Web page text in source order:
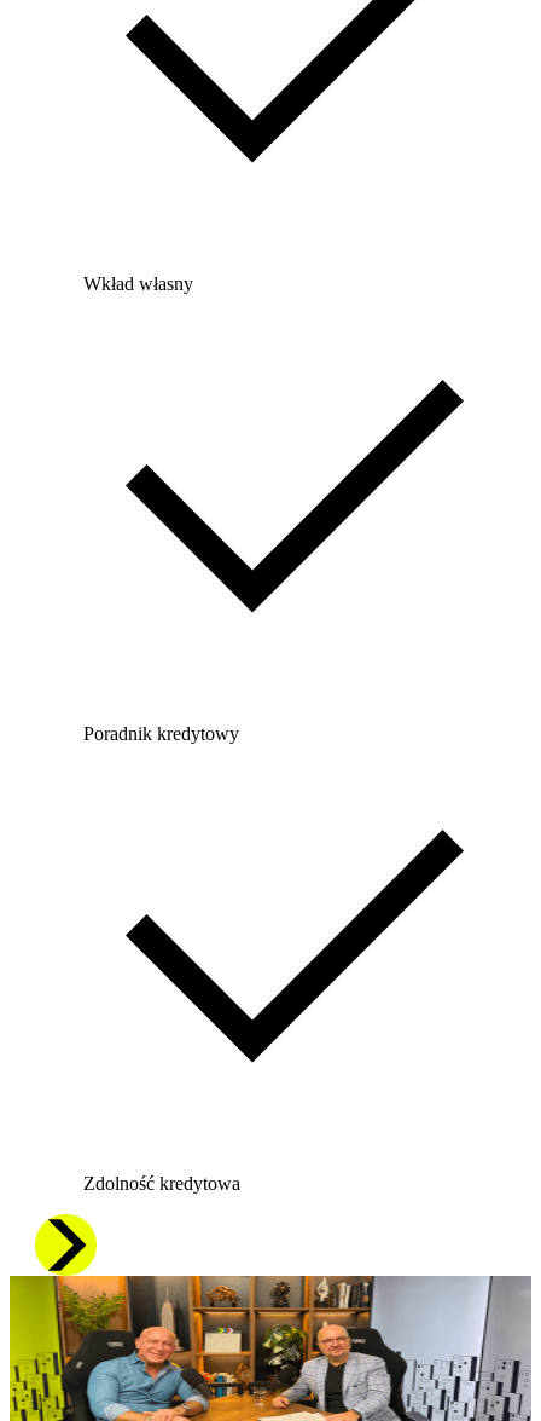
Wkład własny
Poradnik kredytowy
Zdolność kredytowa